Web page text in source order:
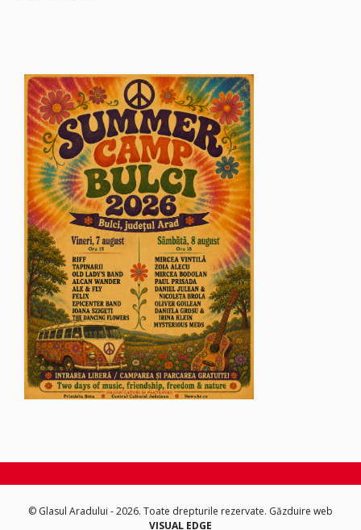
© Glasul Aradului - 2026. Toate drepturile rezervate. Găzduire web
VISUAL EDGE